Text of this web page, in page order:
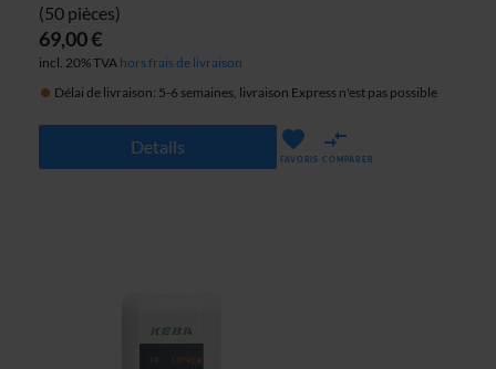
(50 pièces)
69,00 €
incl. 20% TVA hors frais de livraison
Délai de livraison: 5-6 semaines, livraison Express n'est pas possible
Details
FAVORIS COMPARER